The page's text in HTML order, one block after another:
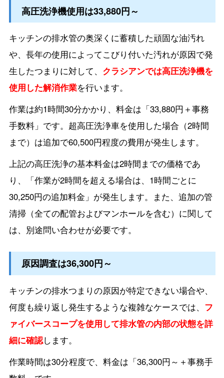
高圧洗浄機使用は33,880円～
キッチンの排水管の奥深くに蓄積した頑固な油汚れ
や、長年の使用によってこびり付いた汚れが原因で発
生したつまりに対して、 クラシアンでは高圧洗浄機を
使用した解消作業を行います。
作業は約1時間30分かかり、料金は「33,880円＋事務
手数料」です。超高圧洗浄車を使用した場合（2時間
まで）は追加で60,500円程度の費用が発生します。
上記の高圧洗浄の基本料金は2時間までの価格であ
り、「作業が2時間を超える場合は、1時間ごとに
30,250円の追加料金」が発生します。また、追加の管
清掃（全ての配管およびマンホールを含む）に関して
は、別途問い合わせが必要です。
原因調査は36,300円～
キッチンの排水つまりの原因が特定できない場合や、
何度も繰り返し発生するような複雑なケースでは、 フ
ァイバースコープを使用して排水管の内部の状態を詳
細に確認します。
作業時間は30分程度で、料金は「36,300円～＋事務手